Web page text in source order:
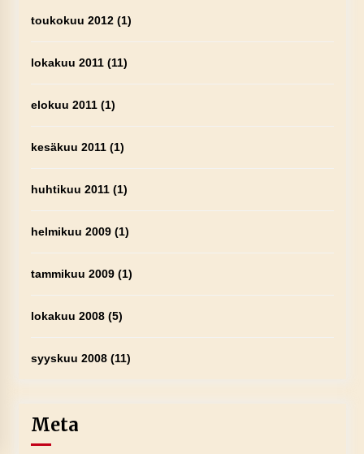
toukokuu 2012(1)
lokakuu 2011(11)
elokuu 2011(1)
kesäkuu 2011(1)
huhtikuu 2011(1)
helmikuu 2009(1)
tammikuu 2009(1)
lokakuu 2008(5)
syyskuu 2008(11)
Meta